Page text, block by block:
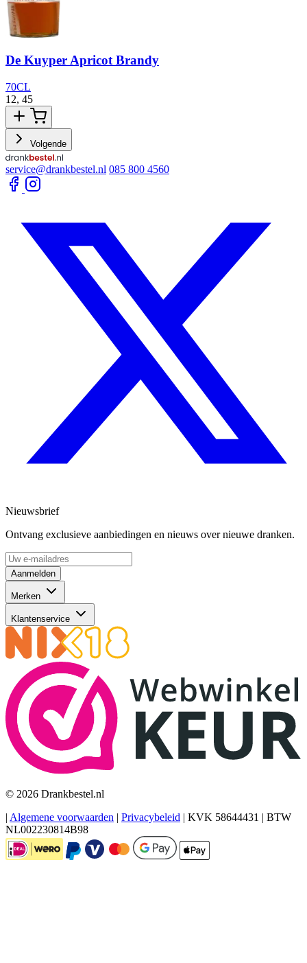
De Kuyper Apricot Brandy
70CL
12, 45
Volgende
service@drankbestel.nl 085 800 4560
Nieuwsbrief
Ontvang exclusieve aanbiedingen en nieuws over nieuwe dranken.
Aanmelden
Merken
Klantenservice
© 2026 Drankbestel.nl
| Algemene voorwaarden | Privacybeleid | KVK 58644431 | BTW
NL002230814B98